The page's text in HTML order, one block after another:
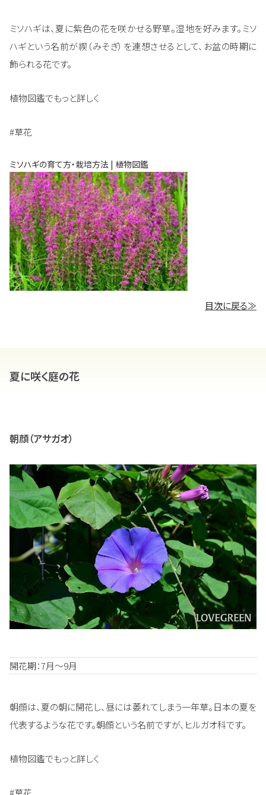
ミソハギは、夏に紫色の花を咲かせる野草。湿地を好みます。ミソ
ハギという名前が禊（みそぎ）を連想させるとして、お盆の時期に
飾られる花です。
植物図鑑でもっと詳しく
#草花
ミソハギの育て方・栽培方法 | 植物図鑑
目次に戻る≫
夏に咲く庭の花
朝顔（アサガオ）
開花期：7月～9月
朝顔は、夏の朝に開花し、昼には萎れてしまう一年草。日本の夏を
代表するような花です。朝顔という名前ですが、ヒルガオ科です。
植物図鑑でもっと詳しく
#草花